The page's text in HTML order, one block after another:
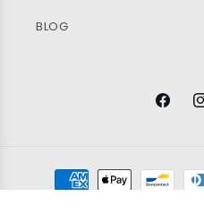
BLOG
Betaalmethoden